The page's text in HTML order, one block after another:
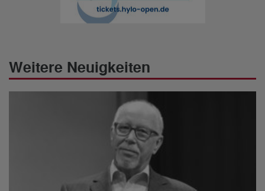
Weitere Neuigkeiten